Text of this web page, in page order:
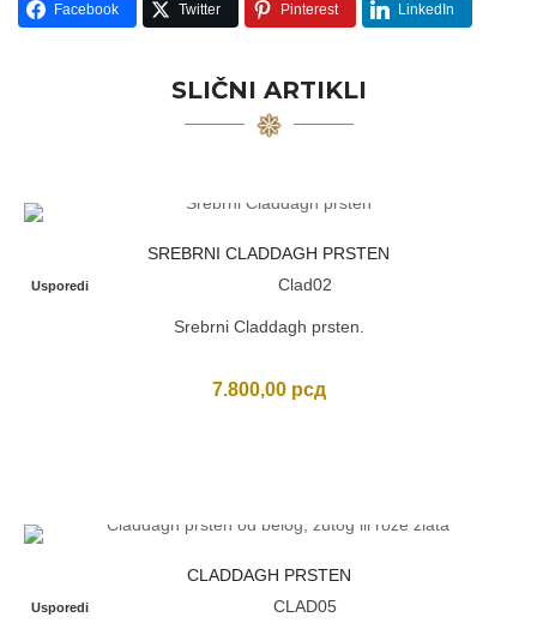
Facebook Twitter Pinterest LinkedIn
SLIČNI ARTIKLI
SREBRNI CLADDAGH PRSTEN
Usporedi Clad02
Srebrni Claddagh prsten.
7.800,00 рсд
CLADDAGH PRSTEN
Usporedi CLAD05